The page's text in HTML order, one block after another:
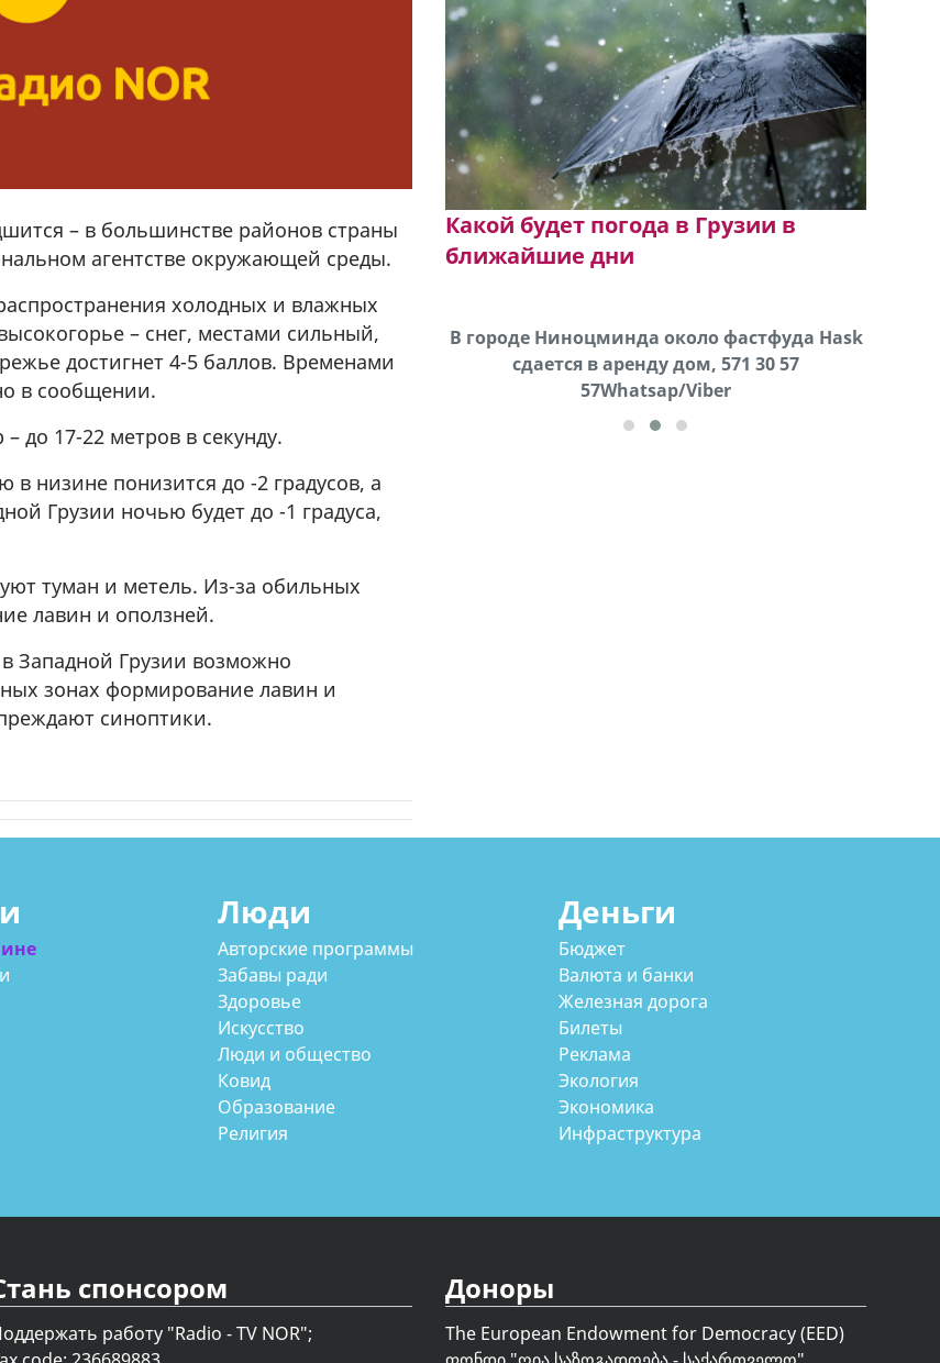
– в большинстве районов страны
агентстве окружающей среды.
холодных и влажных
– снег, местами сильный,
достигнет 4-5 баллов. Временами
в сообщении.
до 17-22 метров в секунду.
в низине понизится до -2 градусов, а
Грузии ночью будет до -1 градуса,
туман и метель. Из-за обильных
лавин и оползней.
Западной Грузии возможно
зонах формирование лавин и
синоптики.
Какой будет погода в Грузии в
ближайшие дни
Продается соль оптом и в розницу в
мешках, 500 22 47 42
В городе Ниноцминда около фастфуда Hask
cдается в аренду дом, 571 30 57
57Whatsap/Viber
Люди
Авторские программы
Забавы ради
Здоровье
Искусство
Люди и общество
Ковид
Образование
Религия
Деньги
Бюджет
Валюта и банки
Железная дорога
Билеты
Реклама
Экология
Экономика
Инфраструктура
спонсором
работу "Radio - TV NOR";
Доноры
The European Endowment for Democracy (EED)